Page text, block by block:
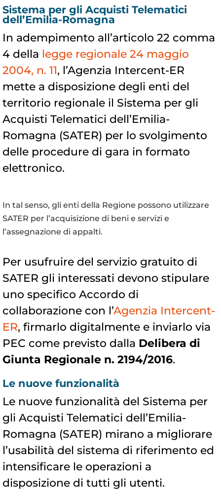
Sistema per gli Acquisti Telematici
dell’Emilia-Romagna
In adempimento all’articolo 22 comma
4 della legge regionale 24 maggio
2004, n. 11, l’Agenzia Intercent-ER
mette a disposizione degli enti del
territorio regionale il Sistema per gli
Acquisti Telematici dell’Emilia-
Romagna (SATER) per lo svolgimento
delle procedure di gara in formato
elettronico.
In tal senso, gli enti della Regione possono utilizzare
SATER per l’acquisizione di beni e servizi e
l’assegnazione di appalti.
Per usufruire del servizio gratuito di
SATER gli interessati devono stipulare
uno specifico Accordo di
collaborazione con l’Agenzia Intercent-
ER, firmarlo digitalmente e inviarlo via
PEC come previsto dalla Delibera di
Giunta Regionale n. 2194/2016.
Le nuove funzionalità
Le nuove funzionalità del Sistema per
gli Acquisti Telematici dell’Emilia-
Romagna (SATER) mirano a migliorare
l’usabilità del sistema di riferimento ed
intensificare le operazioni a
disposizione di tutti gli utenti.